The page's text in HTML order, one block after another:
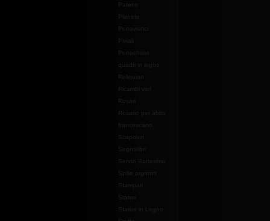
Patene
Pianete
Portaviatici
Piviali
Portachiavi
quadri in legno
Reliquiari
Ricambi vari
Rosari
Rosario per abito
francescano
Scapolari
Segnalibri
Servizi Battesimo
Spille argento
Stampati
Statue
Statue in Legno